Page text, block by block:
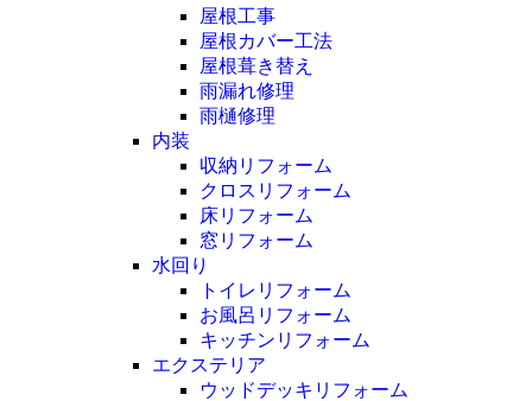
屋根工事
屋根カバー工法
屋根葺き替え
雨漏れ修理
雨樋修理
内装
収納リフォーム
クロスリフォーム
床リフォーム
窓リフォーム
水回り
トイレリフォーム
お風呂リフォーム
キッチンリフォーム
エクステリア
ウッドデッキリフォーム